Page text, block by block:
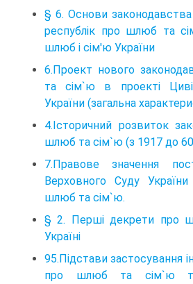
§ 6. Основи
республік про шлюб та
шлюб і сім'ю України
6.Проект нового
та сім`ю в проекті
України (загальна
4.Історичний розвиток
шлюб та сім`ю (з 1917 до
7.Правове значення
Верховного Суду
шлюб та сім`ю.
§ 2. Перші декрети про
Україні
95.Підстави застосування
про шлюб та сім`ю та